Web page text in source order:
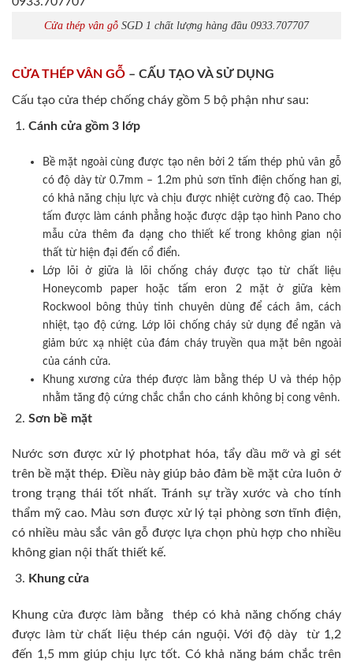
Cửa thép vân gỗ SGD 1 chất lượng hàng đầu 0933.707707
CỬA THÉP VÂN GỖ – CẤU TẠO VÀ SỬ DỤNG
Cấu tạo cửa thép chống cháy gồm 5 bộ phận như sau:
Cánh cửa gồm 3 lớp
Bề mặt ngoài cùng được tạo nên bởi 2 tấm thép phủ vân gỗ
có độ dày từ 0.7mm – 1.2m phủ sơn tĩnh điện chống han gỉ,
có khả năng chịu lực và chịu được nhiệt cường độ cao. Thép
tấm được làm cánh phẳng hoặc được dập tạo hình Pano cho
mẫu cửa thêm đa dạng cho thiết kế trong không gian nội
thất từ hiện đại đến cổ điển.
Lớp lõi ở giữa là lõi chống cháy được tạo từ chất liệu
Honeycomb paper hoặc tấm eron 2 mặt ở giữa kèm
Rockwool bông thủy tinh chuyên dùng để cách âm, cách
nhiệt, tạo độ cứng. Lớp lõi chống cháy sử dụng để ngăn và
giảm bức xạ nhiệt của đám cháy truyền qua mặt bên ngoài
của cánh cửa.
Khung xương cửa thép được làm bằng thép U và thép hộp
nhằm tăng độ cứng chắc chắn cho cánh không bị cong vênh.
Sơn bề mặt
Nước sơn được xử lý photphat hóa, tẩy dầu mỡ và gỉ sét
trên bề mặt thép. Điều này giúp bảo đảm bề mặt cửa luôn ở
trong trạng thái tốt nhất. Tránh sự trầy xước và cho tính
thẩm mỹ cao. Màu sơn được xử lý tại phòng sơn tĩnh điện,
có nhiều màu sắc vân gỗ được lựa chọn phù hợp cho nhiều
không gian nội thất thiết kế.
Khung cửa
Khung cửa được làm bằng thép có khả năng chống cháy
được làm từ chất liệu thép cán nguội. Với độ dày từ 1,2
đến 1,5 mm giúp chịu lực tốt. Có khả năng bám chắc trên